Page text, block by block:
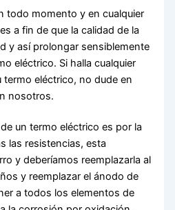
todo momento y en cualquier
a fin de que la calidad de la
y así prolongar sensiblemente
eléctrico. Si halla cualquier
termo eléctrico, no dude en
nosotros.
un termo eléctrico es por la
las resistencias, esta
y deberíamos reemplazarla al
y reemplazar el ánodo de
a todos los elementos de